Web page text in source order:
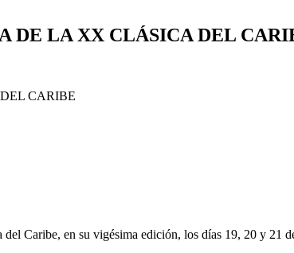
DE LA XX CLÁSICA DEL
Caribe, en su vigésima edición, los días 19, 20 y 21